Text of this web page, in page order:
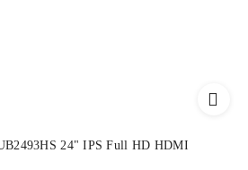
24" IPS Full HD HDMI